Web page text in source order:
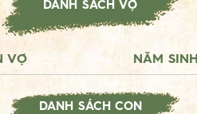
DANH SÁCH VỢ
VỢ NĂM SINH
DANH SÁCH CON